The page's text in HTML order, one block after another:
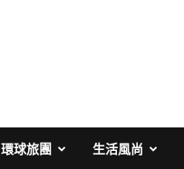
環球旅團 生活風尚